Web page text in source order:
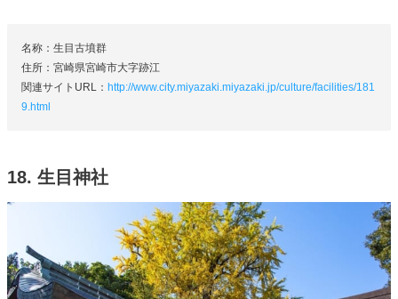
名称：生目古墳群
住所：宮崎県宮崎市大字跡江
関連サイトURL： http://www.city.miyazaki.miyazaki.jp/culture/facilities/181
9.html
18. 生目神社